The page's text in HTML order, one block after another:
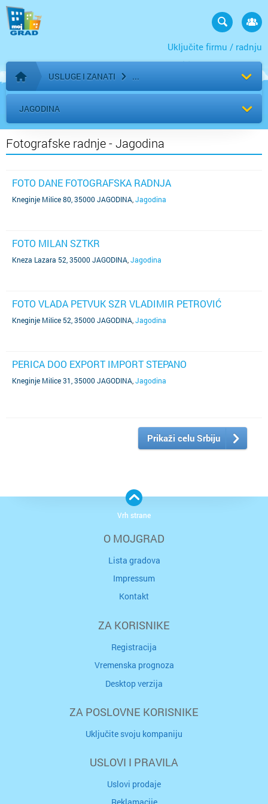
Uključite firmu / radnju
Početna stranica
USLUGE I ZANATI
JAGODINA
Fotografske radnje - Jagodina
FOTO DANE FOTOGRAFSKA RADNJA
Kneginje Milice 80, 35000 JAGODINA Jagodina
FOTO MILAN SZTKR
Kneza Lazara 52, 35000 JAGODINA Jagodina
FOTO VLADA PETVUK SZR VLADIMIR PETROVIĆ
Kneginje Milice 52, 35000 JAGODINA Jagodina
PERICA DOO EXPORT IMPORT STEPANO
Kneginje Milice 31, 35000 JAGODINA Jagodina
Prikaži celu Srbiju
O MOJGRAD
Lista gradova
Impressum
Kontakt
ZA KORISNIKE
Registracija
Vremenska prognoza
Desktop verzija
ZA POSLOVNE KORISNIKE
Uključite svoju kompaniju
USLOVI I PRAVILA
Uslovi prodaje
Vrh strane